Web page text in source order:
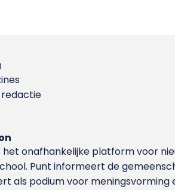
redactie
het onafhankelijke platform voor
Punt informeert de
als podium voor meningsvorming